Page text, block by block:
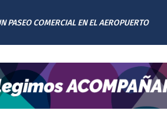
PASEO COMERCIAL EN EL AEROPUERTO